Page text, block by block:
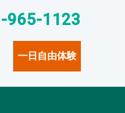
965-1123
一日自由体験